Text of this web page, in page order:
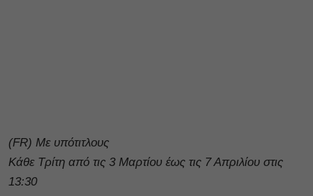
(FR) Με υπότιτλους
Κάθε Τρίτη από τις 3 Μαρτίου έως τις 7 Απριλίου στις
13:30